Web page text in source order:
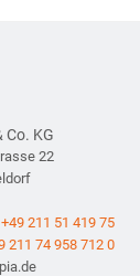
Co. KG
22
+49 211 51 419 75
211 74 958 712 0